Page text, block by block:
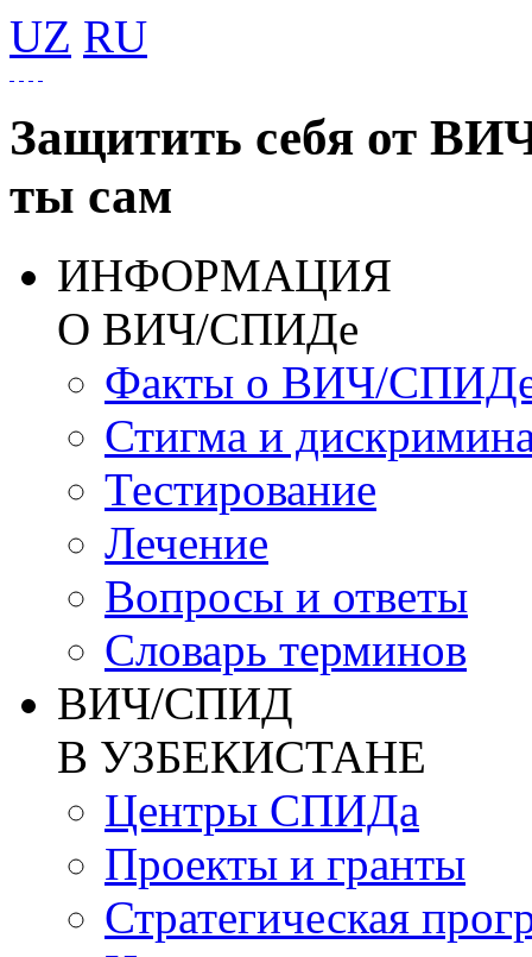
UZ RU
Защитить себя от
ты сам
ИНФОРМАЦИЯ
О ВИЧ/СПИДе
Факты о ВИЧ/
Стигма и
Тестирование
Лечение
Вопросы и ответы
Словарь терминов
ВИЧ/СПИД
В УЗБЕКИСТАНЕ
Центры СПИДа
Проекты и гранты
Стратегическая